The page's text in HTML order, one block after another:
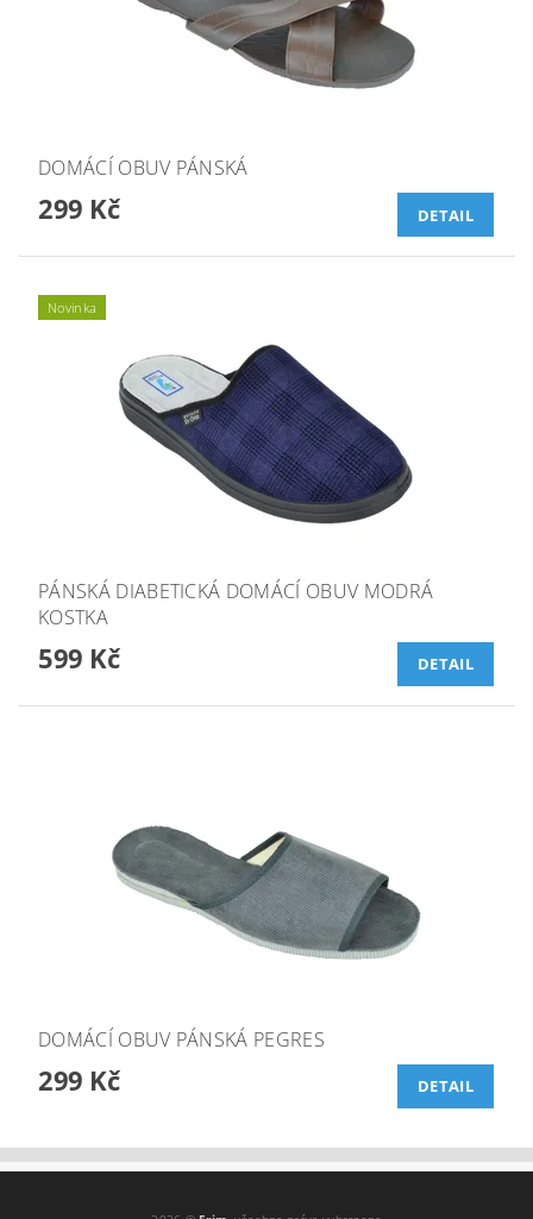
DOMÁCÍ OBUV PÁNSKÁ
299 Kč DETAIL
Novinka
PÁNSKÁ DIABETICKÁ DOMÁCÍ OBUV MODRÁ
KOSTKA
599 Kč DETAIL
DOMÁCÍ OBUV PÁNSKÁ PEGRES
299 Kč DETAIL